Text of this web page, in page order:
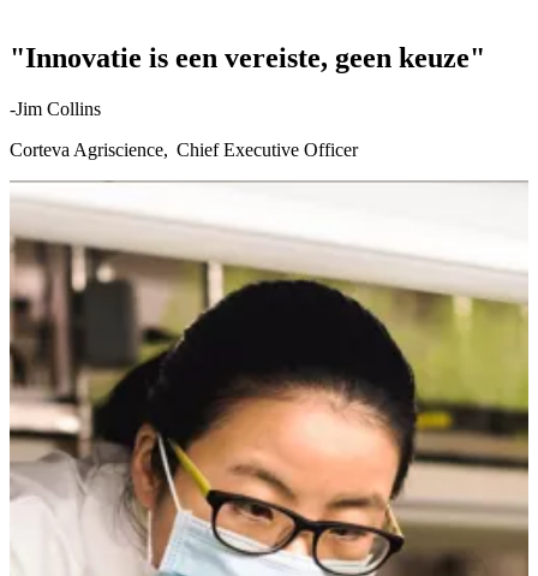
"Innovatie is een vereiste, geen keuze"
-Jim Collins
Corteva Agriscience, Chief Executive Officer